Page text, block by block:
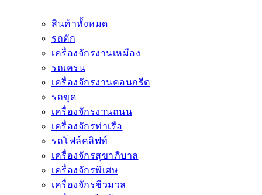
สินค้าทั้งหมด
รถตัก
เครื่องจักรงานเหมือง
รถเครน
เครื่องจักรงานคอนกรีต
รถขุด
เครื่องจักรงานถนน
เครื่องจักรท่าเรือ
รถโฟล์คลิฟท์
เครื่องจักรสุขาภิบาล
เครื่องจักรพิเศษ
เครื่องจักรชีวมวล